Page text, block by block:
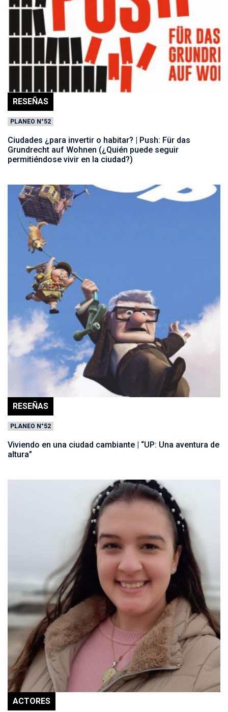
RESEÑAS
PLANEO N°52
Ciudades ¿para invertir o habitar? | Push: Für das
Grundrecht auf Wohnen (¿Quién puede seguir
permitiéndose vivir en la ciudad?)
RESEÑAS
PLANEO N°52
Viviendo en una ciudad cambiante | “UP: Una aventura de
altura”
ACTORES